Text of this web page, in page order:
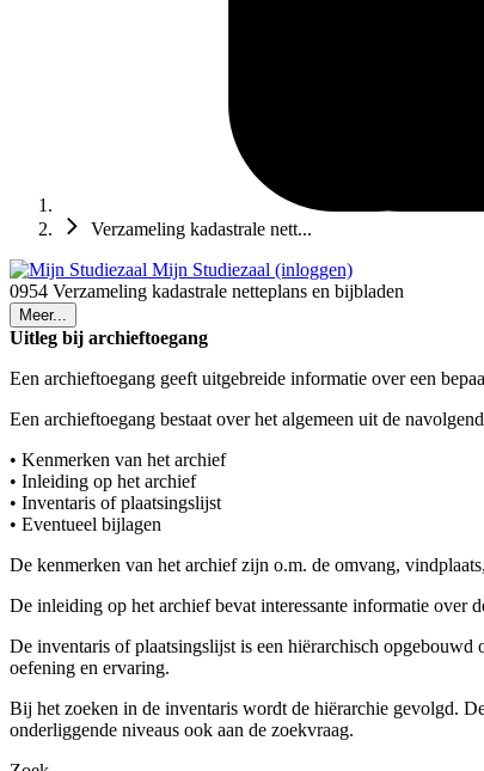
Verzameling kadastrale nett...
Mijn Studiezaal (inloggen)
0954 Verzameling kadastrale netteplans en bijbladen
Meer...
Uitleg bij archieftoegang
Een archieftoegang geeft uitgebreide informatie over een
Een archieftoegang bestaat over het algemeen uit de
• Kenmerken van het archief
• Inleiding op het archief
• Inventaris of plaatsingslijst
• Eventueel bijlagen
De kenmerken van het archief zijn o.m. de omvang,
De inleiding op het archief bevat interessante informatie over
De inventaris of plaatsingslijst is een hiërarchisch
oefening en ervaring.
Bij het zoeken in de inventaris wordt de hiërarchie gevolgd.
onderliggende niveaus ook aan de zoekvraag.